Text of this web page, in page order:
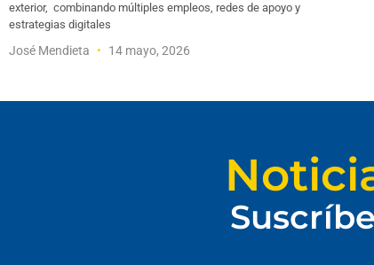
exterior, combinando múltiples empleos, redes de apoyo y
estrategias digitales
José Mendieta 14 mayo, 2026